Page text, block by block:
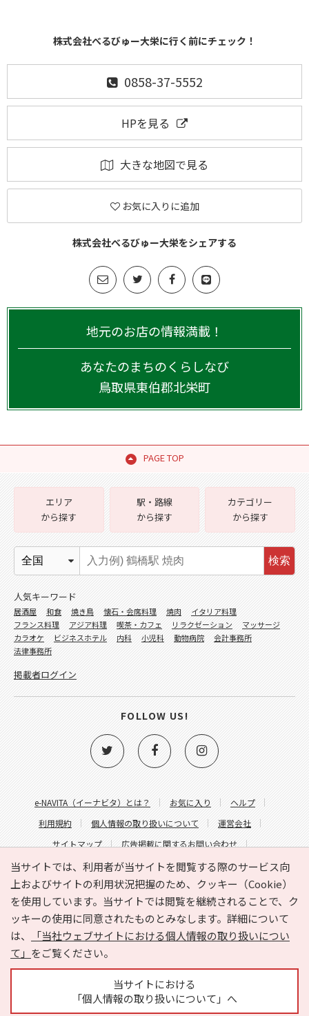
株式会社べるびゅー大栄に行く前にチェック！
0858-37-5552
HPを見る
大きな地図で見る
お気に入りに追加
株式会社べるびゅー大栄をシェアする
地元のお店の情報満載！
あなたのまちのくらしなび
鳥取県東伯郡北栄町
PAGE TOP
当サイトでは、利用者が当サイトを閲覧する際のサービス向
上およびサイトの利用状況把握のため、クッキー（Cookie）
を使用しています。当サイトでは閲覧を継続されることで、ク
ッキーの使用に同意されたものとみなします。詳細について
は、
「当社ウェブサイトにおける個人情報の取り扱いについ
て」 をご覧ください。
当サイトにおける
「個人情報の取り扱いについて」へ
e-NAVITA（イーナビタ）とは？ お気に入り
ヘルプ
利用規約
個人情報の取り扱いについて
運営会社
サイトマップ
広告掲載に関するお問い合わせ
サイトの内容に関するお問い合わせ
エリア
から探す
駅・路線
から探す
カテゴリー
から探す
検索
人気キーワード
居酒屋 和食 焼き鳥 懐石・会席料理 焼肉
イタリア料理
フランス料理
アジア料理 喫茶・カフェ リラクゼーション
マッサージ
カラオケ
ビジネスホテル 内科 小児科 動物病院
会計事務所
法律事務所
掲載者ログイン
FOLLOW US!
Copyright © HYOJITO.Co.,Ltd. All Rights Reserved.